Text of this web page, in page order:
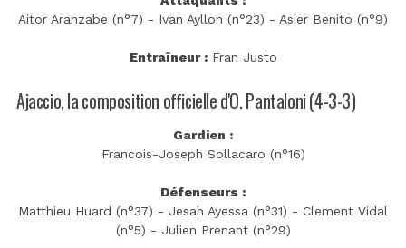
Aitor Aranzabe (n°7) - Ivan Ayllon (n°23) - Asier Benito (n°9)
Entraîneur :Fran Justo
Ajaccio, la composition officielle d'O. Pantaloni (4-3-3)
Gardien :
Francois-Joseph Sollacaro (n°16)
Défenseurs :
Matthieu Huard (n°37) - Jesah Ayessa (n°31) - Clement Vidal
(n°5) - Julien Prenant (n°29)